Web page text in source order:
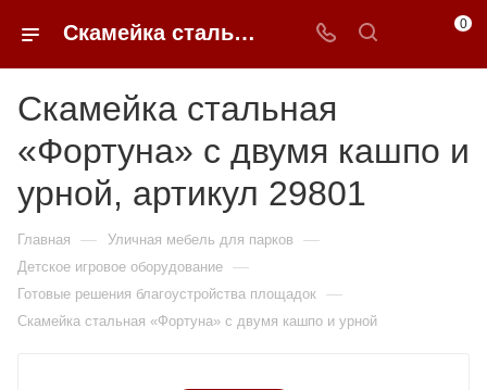
Скамейка стальная «Фортуна» с двумя кашпо и урной купить в Москве от 62 475 ₽ - 0FFER 0
Скамейка стальная
«Фортуна» с двумя кашпо и
урной, артикул 29801
Главная — Уличная мебель для парков —
Детское игровое оборудование —
Готовые решения благоустройства площадок —
Скамейка стальная «Фортуна» с двумя кашпо и урной